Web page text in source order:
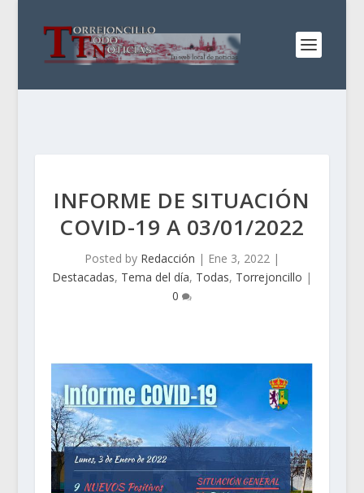
INFORME DE SITUACIÓN
COVID-19 A 03/01/2022
Posted by Redacción | Ene 3, 2022|
Destacadas, Tema del día, Todas, Torrejoncillo |
0